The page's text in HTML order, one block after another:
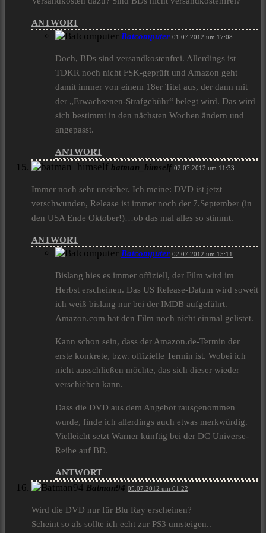
ANTWORT
Batcomputer 01.07.2012 um 17:08
Doch, BDs sind versandkostenfrei. Allerdings ist
TDKR noch nicht FSK-geprüft und Amazon geht
damit immer von einem 18er Titel aus, der dann mit
der „Erwachsenen-Strafgebühr“ belegt wird. Das wird
sich bestimmt in den nächsten Wochen ändern und
angepasst.
ANTWORT
batman_himself 02.07.2012 um 11:33
Immer noch sehr unsicher. Ich meine: DVD ist jetzt
verschwunden, Release ist immer noch der 7.September (in
den USA Ende Oktober!)…ob das mal alles so stimmt.
ANTWORT
Batcomputer 02.07.2012 um 15:11
Bislang hies es immer offiziell, der Film wird im
Herbst erscheinen. Das US Release-Datum wird soweit
ich weiß bislang nur bei der IMDB aufgeführt.
Amazon.com hat den Film noch nicht einmal gelistet.
Kann schon sein, dass der Amazon.de-Termin der
erste konkrete, bzw. offizielle Termin ist. Wobei ich
nicht ausschließen möchte, das sich dieser wieder
verschieben kann.
Dass die DVD aus dem Angebot rausgenommen
wurde, finde ich allerdings auch etwas merkwürdig.
Vielleicht setzt Warner künftig bei der DC Universe-
Reihe auf BD.
ANTWORT
Batman94 05.07.2012 um 01:22
Wird die DVD nur für Blu Ray erscheinen?
Scheint so als sollte ich echt zur PS3 umsteigen..